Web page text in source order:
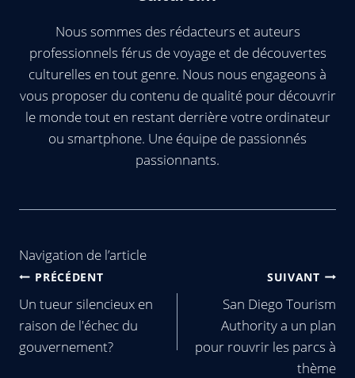
Nous sommes des rédacteurs et auteurs
professionnels férus de voyage et de découvertes
culturelles en tout genre. Nous nous engageons à
vous proposer du contenu de qualité pour découvrir
le monde tout en restant derrière votre ordinateur
ou smartphone. Une équipe de passionnés
passionnants.
Navigation de l’article
PRÉCÉDENT
Un tueur silencieux en
raison de l'échec du
gouvernement?
SUIVANT
San Diego Tourism
Authority a un plan
pour rouvrir les parcs à
thème